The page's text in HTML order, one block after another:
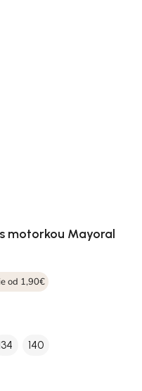
motorkou Mayoral
od 1,90€
140